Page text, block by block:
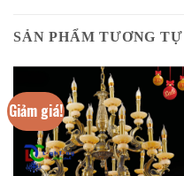
SẢN PHẨM TƯƠNG TỰ
Giảm giá!